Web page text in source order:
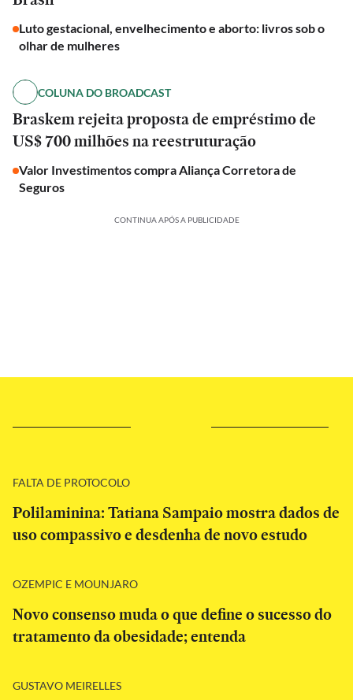
Luto gestacional, envelhecimento e aborto: livros sob o
olhar de mulheres
COLUNA DO BROADCAST
Braskem rejeita proposta de empréstimo de
US$ 700 milhões na reestruturação
Valor Investimentos compra Aliança Corretora de
Seguros
CONTINUA APÓS A PUBLICIDADE
FALTA DE PROTOCOLO
Polilaminina: Tatiana Sampaio mostra dados de
uso compassivo e desdenha de novo estudo
OZEMPIC E MOUNJARO
Novo consenso muda o que define o sucesso do
tratamento da obesidade; entenda
GUSTAVO MEIRELLES